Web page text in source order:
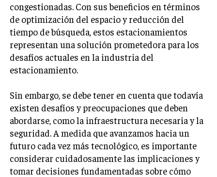
congestionadas. Con sus beneficios en términos
de optimización del espacio y reducción del
tiempo de búsqueda, estos estacionamientos
representan una solución prometedora para los
desafíos actuales en la industria del
estacionamiento.
Sin embargo, se debe tener en cuenta que todavía
existen desafíos y preocupaciones que deben
abordarse, como la infraestructura necesaria y la
seguridad. A medida que avanzamos hacia un
futuro cada vez más tecnológico, es importante
considerar cuidadosamente las implicaciones y
tomar decisiones fundamentadas sobre cómo